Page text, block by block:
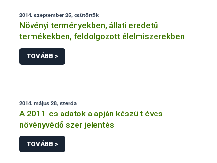
2014. szeptember 25, csütörtök
Növényi terményekben, állati eredetű
termékekben, feldolgozott élelmiszerekben
TOVÁBB >
2014. május 28, szerda
A 2011-es adatok alapján készült éves
növényvédő szer jelentés
TOVÁBB >